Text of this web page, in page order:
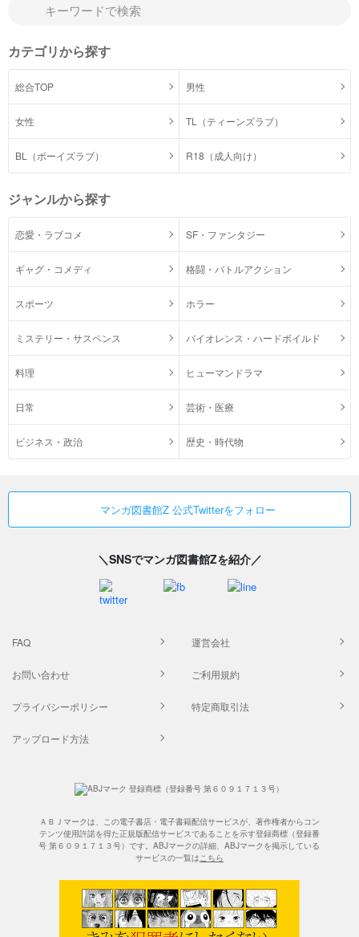
カテゴリから探す
総合TOP 男性
女性 TL（ティーンズラブ）
BL（ボーイズラブ） R18（成人向け）
ジャンルから探す
恋愛・ラブコメ SF・ファンタジー
ギャグ・コメディ 格闘・バトルアクション
スポーツ ホラー
ミステリー・サスペンス バイオレンス・ハードボイルド
料理 ヒューマンドラマ
日常 芸術・医療
ビジネス・政治 歴史・時代物
マンガ図書館Z 公式Twitterをフォロー
＼SNSでマンガ図書館Zを紹介／
FAQ 運営会社
お問い合わせ ご利用規約
プライバシーポリシー 特定商取引法
アップロード方法
ＡＢＪマークは、この電子書店・電子書籍配信サービスが、著作権者からコン
テンツ使用許諾を得た正規版配信サービスであることを示す登録商標（登録番
号 第６０９１７１３号）です。ABJマークの詳細、ABJマークを掲示している
サービスの一覧は こちら